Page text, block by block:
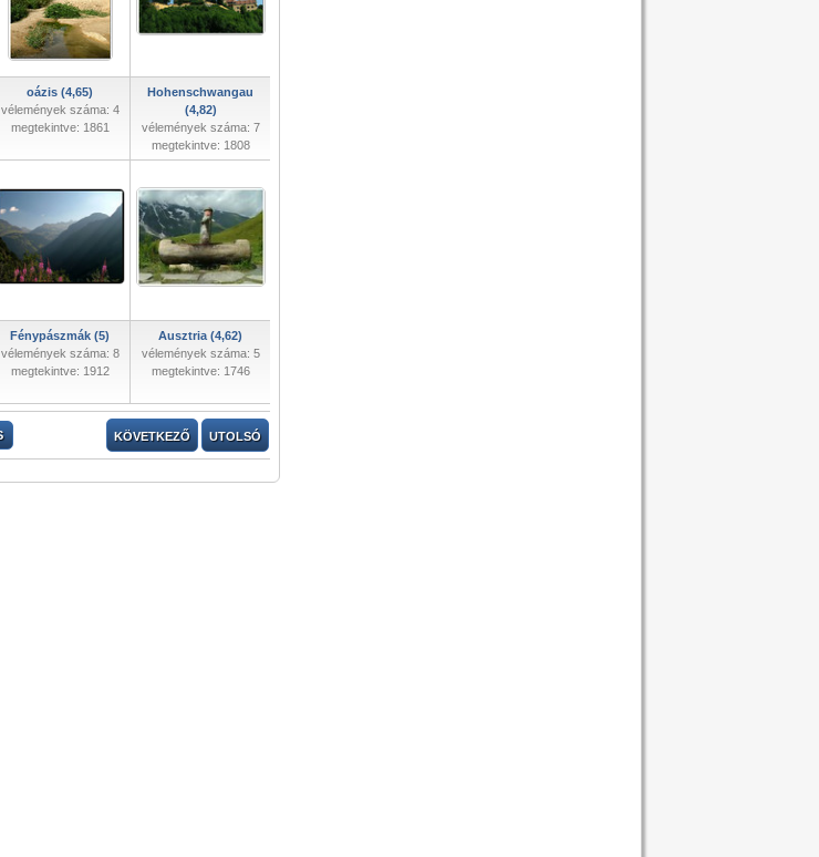
oázis (4,65)
vélemények száma: 4
megtekintve: 1861
Hohenschwangau
(4,82)
vélemények száma: 7
megtekintve: 1808
Fénypászmák (5)
vélemények száma: 8
megtekintve: 1912
Ausztria (4,62)
vélemények száma: 5
megtekintve: 1746
KÖVETKEZŐ UTOLSÓ